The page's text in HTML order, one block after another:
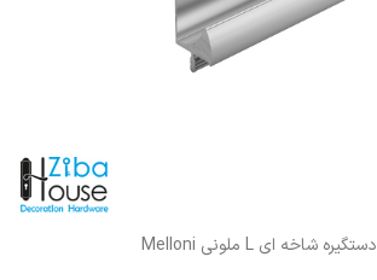
دستگیره شاخه ای L ملونی Melloni